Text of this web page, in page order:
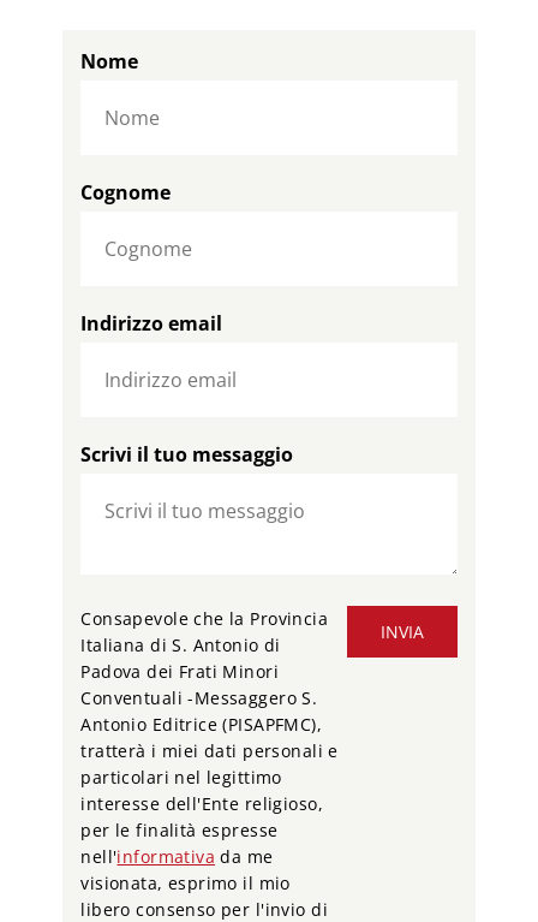
Nome
Cognome
Indirizzo email
Scrivi il tuo messaggio
INVIA
Consapevole che la Provincia
Italiana di S. Antonio di
Padova dei Frati Minori
Conventuali -Messaggero S.
Antonio Editrice (PISAPFMC),
tratterà i miei dati personali e
particolari nel legittimo
interesse dell'Ente religioso,
per le finalità espresse
nell'informativa da me
visionata, esprimo il mio
libero consenso per l'invio di